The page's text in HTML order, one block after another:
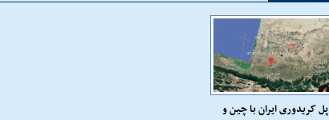
پل کریدوری ایران با چین و